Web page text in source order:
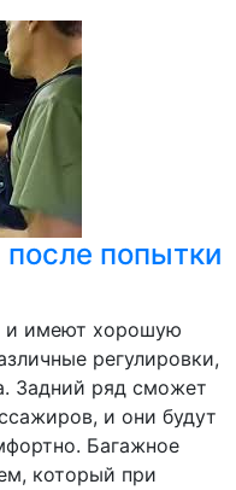
попытки
и имеют хорошую
регулировки,
Задний ряд сможет
и они будут
Багажное
который при